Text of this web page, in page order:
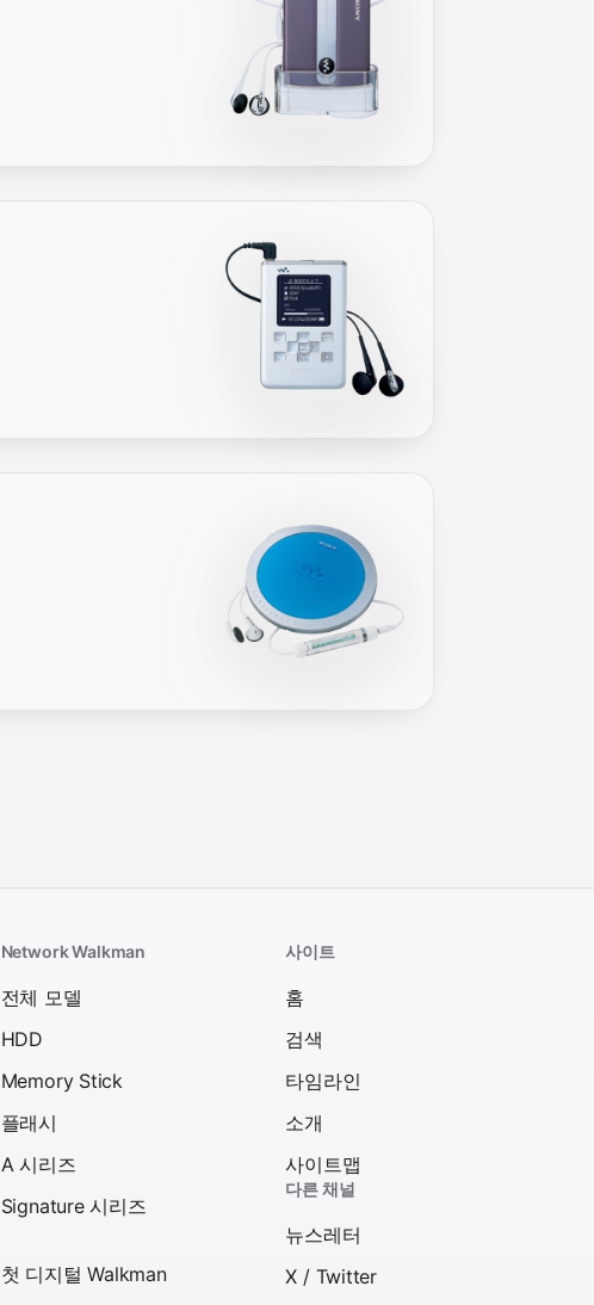
Network Walkman
전체 모델
HDD
Memory Stick
플래시
A 시리즈
Signature 시리즈
첫 디지털 Walkman
사이트
홈
검색
타임라인
소개
사이트맵
다른 채널
뉴스레터
X / Twitter